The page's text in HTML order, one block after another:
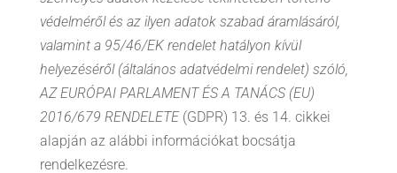
védelméről és az ilyen adatok szabad áramlásáról,
valamint a 95/46/EK rendelet hatályon kívül
helyezéséről (általános adatvédelmi rendelet) szóló,
AZ EURÓPAI PARLAMENT ÉS A TANÁCS (EU)
2016/679 RENDELETE(GDPR) 13. és 14. cikkei
alapján az alábbi információkat bocsátja
rendelkezésre.